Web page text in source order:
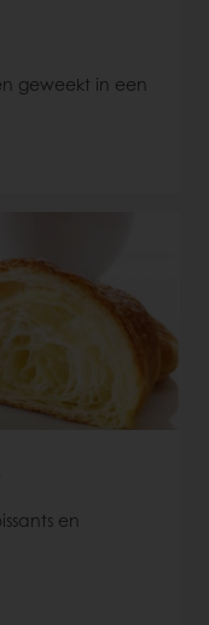
geweekt in een
en